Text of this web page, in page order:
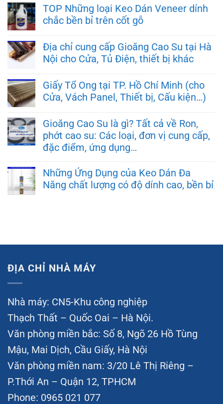
TOP Những loại Keo Dán Veneer dính
chắc bền bỉ trên cốt gỗ
Địa chỉ cung cấp Gioăng Cao Su tại Hà
Nội cho Cửa, Tủ Điện, thiết bị khác
Giấy Tổ Ong tại TP. Hồ Chí Minh (cho
Cửa, Vách Panel, Thiết bị, Cấu kiện…)
Gioăng Cao Su là gì? Tất cả về Ron,
phớt cao su: Các loại, đơn vị cung cấp,
đặc điểm, ứng dụng…
Những Ứng Dụng của Keo Dán Đa
Năng chất lượng có độ dính cao, bền bỉ
ĐỊA CHỈ NHÀ MÁY
Nhà máy: CN5-Khu công nghiệp
Thạch Thất – Quốc Oai – Hà Nội.
Văn phòng miền bắc: Số 8, Ngõ 26 Hồ Tùng
Mậu, Mai Dịch, Cầu Giấy, Hà Nội
Văn phòng miền nam: 3/20 Lê Thị Riêng –
P.Thới An – Quận 12, TPHCM
Phone: 0965 021 077